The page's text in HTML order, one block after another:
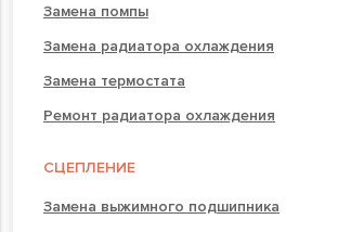
Замена помпы
Замена радиатора охлаждения
Замена термостата
Ремонт радиатора охлаждения
СЦЕПЛЕНИЕ
Замена выжимного подшипника